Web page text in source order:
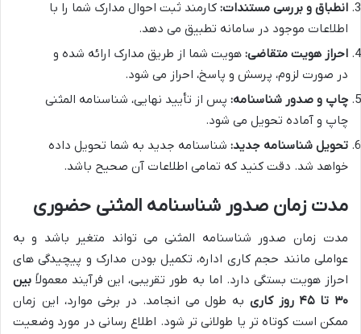
انطباق و بررسی مستندات: کارمند ثبت احوال مدارک شما را با
اطلاعات موجود در سامانه تطبیق می دهد.
احراز هویت متقاضی: هویت شما از طریق مدارک ارائه شده و
در صورت لزوم، پرسش و پاسخ، احراز می شود.
چاپ و صدور شناسنامه: پس از تأیید نهایی، شناسنامه المثنی
چاپ و آماده تحویل می شود.
تحویل شناسنامه جدید: شناسنامه جدید به شما تحویل داده
خواهد شد. دقت کنید که تمامی اطلاعات آن صحیح باشد.
مدت زمان صدور شناسنامه المثنی حضوری
مدت زمان صدور شناسنامه المثنی می تواند متغیر باشد و به
عواملی مانند حجم کاری اداره، تکمیل بودن مدارک و پیچیدگی های
احراز هویت بستگی دارد. اما به طور تقریبی، این فرآیند معمولاً بین
۳۰ تا ۴۵ روز کاری
به طول می انجامد. در برخی موارد، این زمان
ممکن است کوتاه تر یا طولانی تر شود. اطلاع رسانی در مورد وضعیت